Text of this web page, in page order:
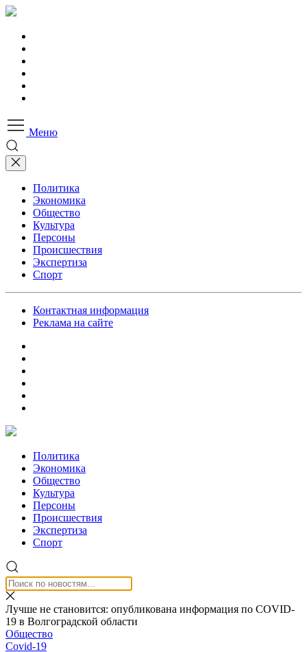
Меню
Политика
Экономика
Общество
Культура
Персоны
Происшествия
Экспертиза
Спорт
Контактная информация
Реклама на сайте
Политика
Экономика
Общество
Культура
Персоны
Происшествия
Экспертиза
Спорт
Лучше не становится: опубликована информация по COVID-
19 в Волгоградской области
Общество
Covid-19